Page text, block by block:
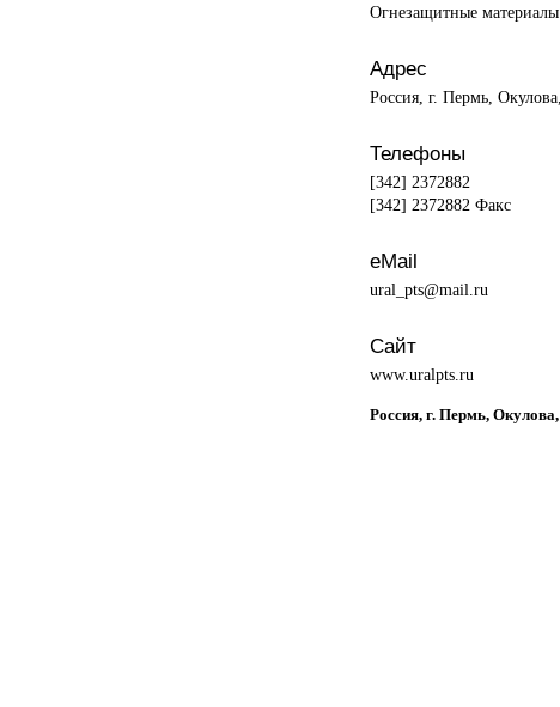
Огнезащитные материалы
Адрес
Россия, г. Пермь,
Телефоны
[342] 2372882
[342] 2372882 Факс
eMail
ural_pts@mail.ru
Сайт
www.uralpts.ru
Россия, г. Пермь,